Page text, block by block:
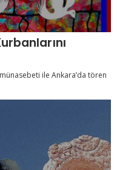
ile Ankara’da tören